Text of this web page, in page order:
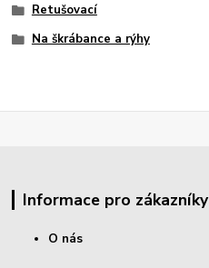
Retušovací
Na škrábance a rýhy
Informace pro zákazníky
O nás